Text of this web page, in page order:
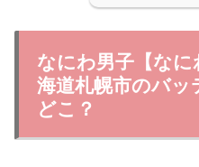
なにわ男子【な
海道札幌市のバ
どこ？